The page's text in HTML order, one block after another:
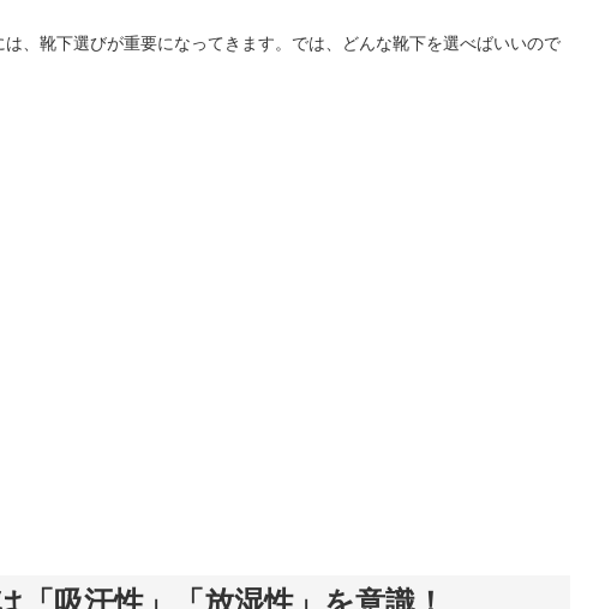
、靴下選びが重要になってきます。では、どんな靴下を選べばいいので
「吸汗性」「放湿性」を意識！